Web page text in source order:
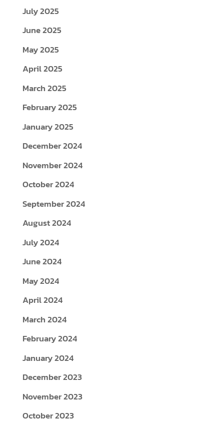
July 2025
June 2025
May 2025
April 2025
March 2025
February 2025
January 2025
December 2024
November 2024
October 2024
September 2024
August 2024
July 2024
June 2024
May 2024
April 2024
March 2024
February 2024
January 2024
December 2023
November 2023
October 2023